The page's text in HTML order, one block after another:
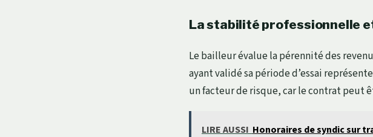
La stabilité professionnelle
Le bailleur évalue la pérennité des
ayant validé sa période d’essai
un facteur de risque, car le contrat peut
LIRE AUSSI Honoraires de syndic sur